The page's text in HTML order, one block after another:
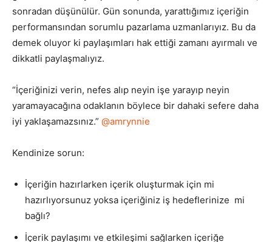
sonradan düşünülür. Gün sonunda, yarattığımız içeriğin
performansından sorumlu pazarlama uzmanlarıyız. Bu da
demek oluyor ki paylaşımları hak ettiği zamanı ayırmalı ve
dikkatli paylaşmalıyız.
“İçeriğinizi verin, nefes alıp neyin işe yarayıp neyin
yaramayacağına odaklanın böylece bir dahaki sefere daha
iyi yaklaşamazsınız.” @amrynnie
Kendinize sorun:
İçeriğin hazırlarken içerik oluşturmak için mi
hazırlıyorsunuz yoksa içeriğiniz iş hedeflerinize mi
bağlı?
İçerik paylaşımı ve etkileşimi sağlarken içeriğe